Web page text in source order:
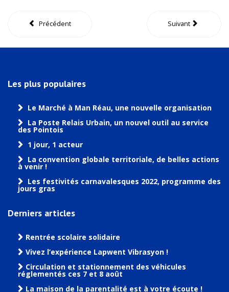
Précédent Suivant
Les plus populaires
Le Marché à Man Réau, une nouvelle organisation
La Poste Relais Urbain, un nouvel outil au service
des Pointois
1 jour, 1 acteur
La convention globale territoriale, de belles actions
à venir !
Les festivités carnavalesques 2022, programme des
jours gras
Derniers articles
Rentrée scolaire solidaire
Vivez l’expérience Lapwent Vibrasyon !
Circulation et stationnement des véhicules
réglementés ces 7 et 8 août
La maison de la parentalité est à votre écoute !